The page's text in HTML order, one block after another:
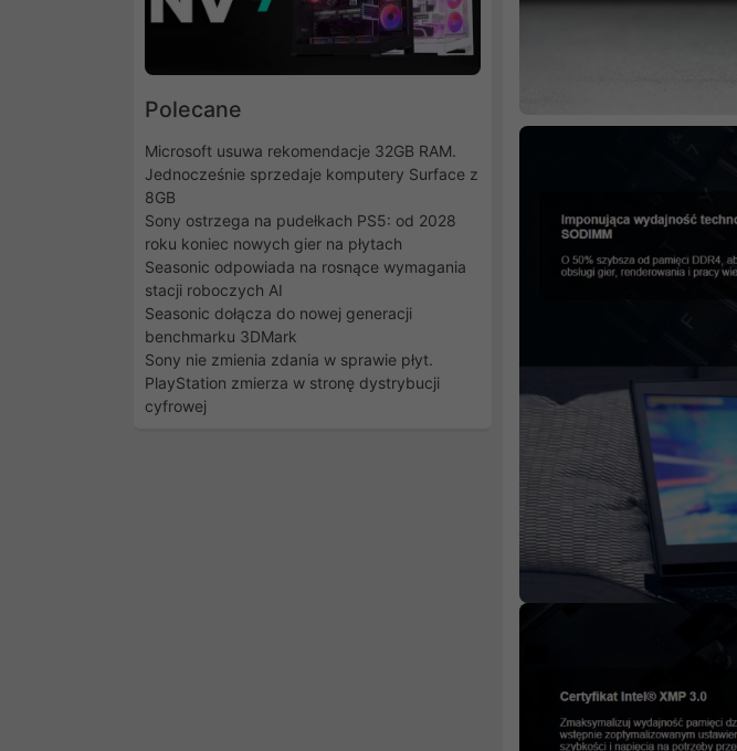
Polecane
Microsoft usuwa rekomendacje 32GB RAM.
Jednocześnie sprzedaje komputery Surface z
8GB
Sony ostrzega na pudełkach PS5: od 2028
roku koniec nowych gier na płytach
Seasonic odpowiada na rosnące wymagania
stacji roboczych AI
Seasonic dołącza do nowej generacji
benchmarku 3DMark
Sony nie zmienia zdania w sprawie płyt.
PlayStation zmierza w stronę dystrybucji
cyfrowej